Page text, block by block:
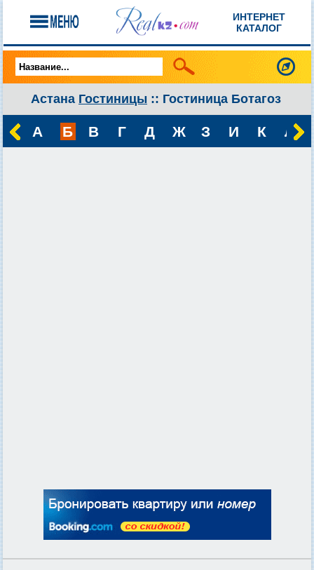
ИНТЕРНЕТ
КАТАЛОГ
Астана Гостиницы :: Гостиница Ботагоз
А Б В Г Д Ж З И К Л